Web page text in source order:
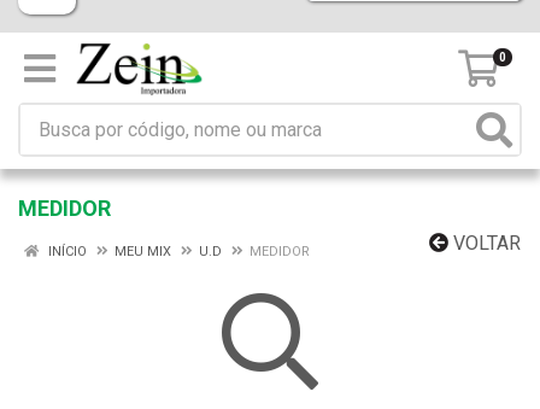
0
MEDIDOR
VOLTAR
INÍCIO MEU MIX U.D MEDIDOR